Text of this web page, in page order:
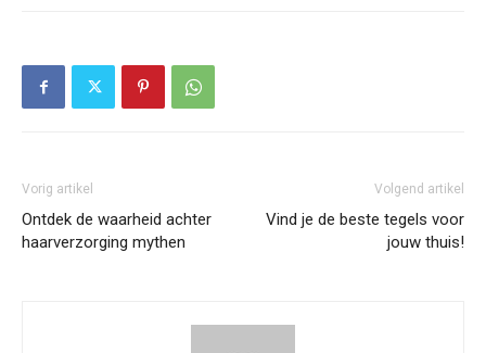
Vorig artikel
Ontdek de waarheid achter
haarverzorging mythen
Volgend artikel
Vind je de beste tegels voor
jouw thuis!